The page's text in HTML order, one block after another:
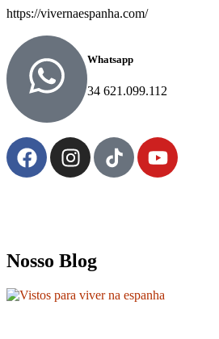
https://vivernaespanha.com/
Whatsapp
34 621.099.112
Nosso Blog